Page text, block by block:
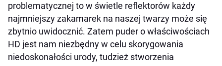
problematycznej to w świetle reflektorów każdy
najmniejszy zakamarek na naszej twarzy może się
zbytnio uwidocznić. Zatem puder o właściwościach
HD jest nam niezbędny w celu skorygowania
niedoskonałości urody, tudzież stworzenia